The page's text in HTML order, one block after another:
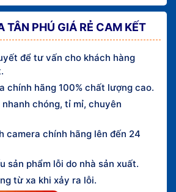
TÂN PHÚ GIÁ RẺ CAM KẾT
để tư vấn cho khách hàng
chính hãng 100% chất lượng cao.
chóng, tỉ mỉ, chuyên
camera chính hãng lên đến 24
sản phẩm lỗi do nhà sản xuất.
từ xa khi xảy ra lỗi.